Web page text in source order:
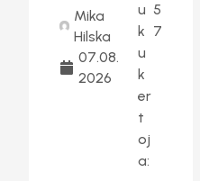
Mika
Hilska
07.08.
2026
u
k
u
k
er
t
oj
a:
5
7